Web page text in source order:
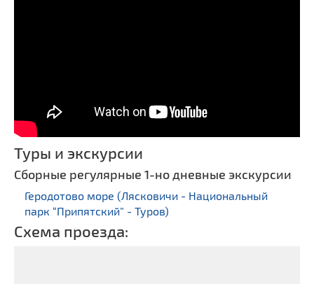
Туры и экскурсии
Сборные регулярные 1-но дневные экскурсии
Геродотово море (Лясковичи - Национальный
парк “Припятский” - Туров)
Схема проезда: